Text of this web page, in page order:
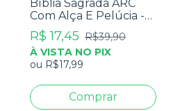
Bíblia Sagrada ARC
Com Alça E Pelúcia -
Capa Pink
R$ 17,45 R$39,90
À VISTA NO PIX
ou R$17,99